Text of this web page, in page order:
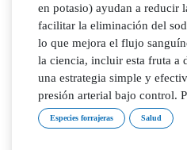
en potasio) ayudan a reducir
facilitar la eliminación del
lo que mejora el flujo
la ciencia, incluir esta fruta a
una estrategia simple y
presión arterial bajo control.
Especies forrajeras Salud